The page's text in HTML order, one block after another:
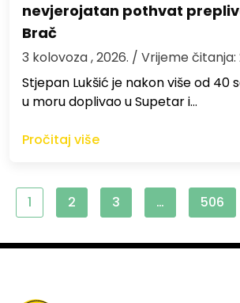
nevjerojatan pothvat
Brač
3 kolovoza , 2026. / Vrijeme čitanja:
St​jepan Lukšić je nakon više od 40
u moru doplivao u Supetar i…
Pročitaj više
1 2 3 … 506